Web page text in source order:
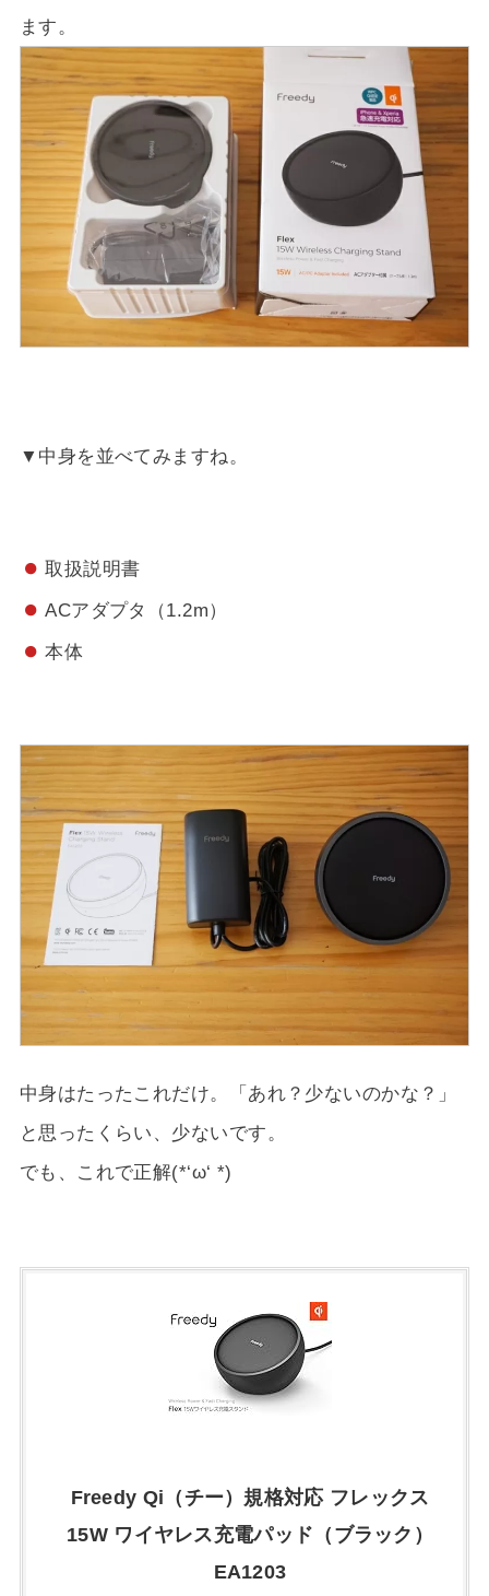
ます。
▼中身を並べてみますね。
取扱説明書
ACアダプタ（1.2m）
本体
中身はたったこれだけ。「あれ？少ないのかな？」
と思ったくらい、少ないです。
でも、これで正解(*‘ω‘ *)
Freedy Qi（チー）規格対応 フレックス
15W ワイヤレス充電パッド（ブラック）
EA1203